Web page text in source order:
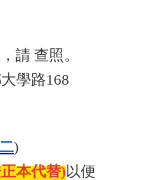
請 查照。
學路168
)
本代替)以便